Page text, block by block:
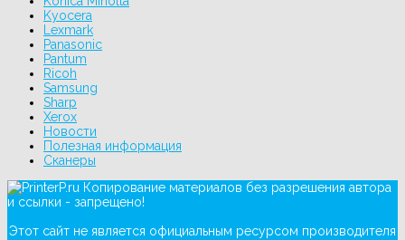
Kyocera
Lexmark
Panasonic
Pantum
Ricoh
Samsung
Sharp
Xerox
Новости
Полезная информация
Сканеры
Копирование материалов без разрешения автора
и ссылки - запрещено!
Этот сайт не является официальным ресурсом производителя